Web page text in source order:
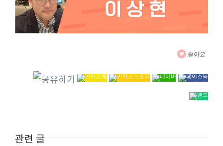
좋아요
관련 글